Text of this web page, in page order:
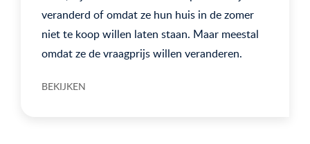
veranderd of omdat ze hun huis in de zomer
niet te koop willen laten staan. Maar meestal
omdat ze de vraagprijs willen veranderen.
BEKIJKEN